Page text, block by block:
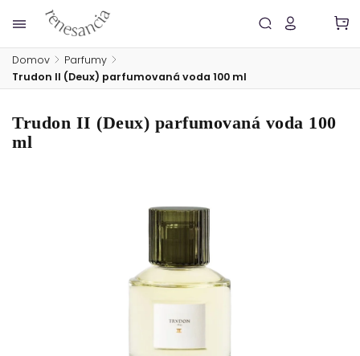
Domov / Parfumy /
Trudon II (Deux) parfumovaná voda 100 ml
Trudon II (Deux) parfumovaná voda 100
ml